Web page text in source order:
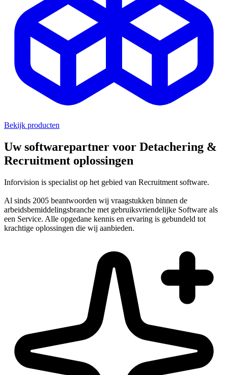
Bekijk producten
Uw softwarepartner voor Detachering &
Recruitment oplossingen
Inforvision is specialist op het gebied van Recruitment software.
Al sinds 2005 beantwoorden wij vraagstukken binnen de
arbeidsbemiddelingsbranche met gebruiksvriendelijke Software als
een Service. Alle opgedane kennis en ervaring is gebundeld tot
krachtige oplossingen die wij aanbieden.